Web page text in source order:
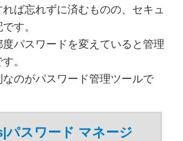
ば忘れずに済むものの、セキュ
す。
パスワードを変えていると管理
。
のがパスワード管理ツールで
パスワード マネージ